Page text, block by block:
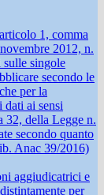
1, comma
2012, n.
singole
secondo le
per la
dati ai sensi
32, della Legge n.
secondo quanto
Anac 39/2016)
aggiudicatrici e
per